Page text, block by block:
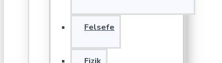
Felsefe